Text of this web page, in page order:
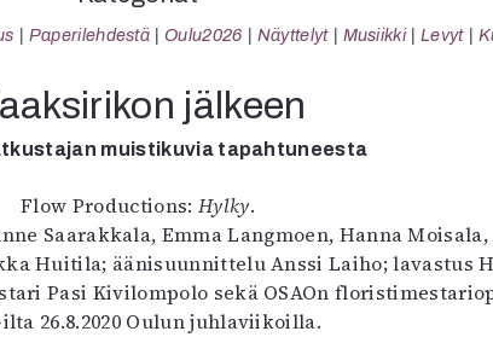
4/2026
1/2026
6/2025
5/2025 saame
Lehtiarkisto
Tilaus ja
Mediatiedot
Paperilehdestä Oulu2026 Näyttelyt Musiikki Levyt
jälkeen
muistikuvia tapahtuneesta
Flow Productions: Hylky.
Saarakkala, Emma Langmoen, Hanna
Huitila; äänisuunnittelu Anssi Laiho; lavastus
Pasi Kivilompolo sekä OSAOn
26.8.2020 Oulun juhlaviikoilla.